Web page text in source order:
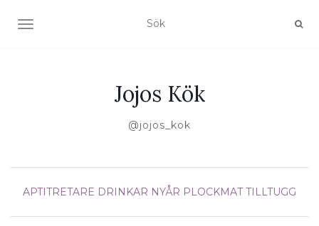
SLÅ PÅ/AV NAVIGERING
Jojos Kök
@jojos_kok
APTITRETARE DRINKAR NYÅR PLOCKMAT TILLTUGG